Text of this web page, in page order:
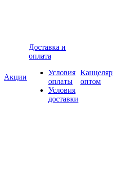
Акции
Доставка и
оплата
Условия
оплаты
Условия
доставки
оптом